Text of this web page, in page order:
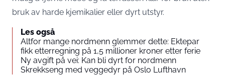
bruk av harde kjemikalier eller dyrt utstyr.
Les også
Altfor mange nordmenn glemmer dette: Ektepar
fikk etterregning på 1,5 millioner kroner etter ferie
Ny avgift på vei: Kan bli dyrt for nordmenn
Skrekkseng med veggedyr på Oslo Lufthavn